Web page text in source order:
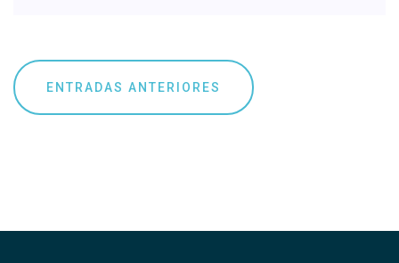
Navegación
de ENTRADAS ANTERIORES